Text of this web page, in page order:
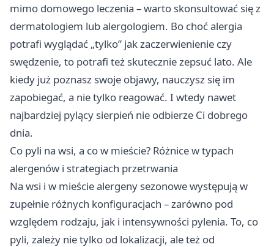
mimo domowego leczenia – warto skonsultować się z
dermatologiem lub alergologiem. Bo choć alergia
potrafi wyglądać „tylko” jak zaczerwienienie czy
swędzenie, to potrafi też skutecznie zepsuć lato. Ale
kiedy już poznasz swoje objawy, nauczysz się im
zapobiegać, a nie tylko reagować. I wtedy nawet
najbardziej pylący sierpień nie odbierze Ci dobrego
dnia.
Co pyli na wsi, a co w mieście? Różnice w typach
alergenów i strategiach przetrwania
Na wsi i w mieście alergeny sezonowe występują w
zupełnie różnych konfiguracjach – zarówno pod
względem rodzaju, jak i intensywności pylenia. To, co
pyli, zależy nie tylko od lokalizacji, ale też od